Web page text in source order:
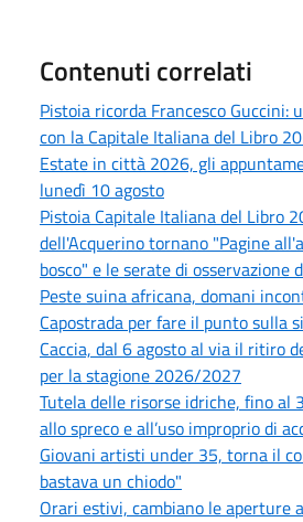
Contenuti correlati
Pistoia ricorda Francesco Guccini:
con la Capitale Italiana del Libro
Estate in città 2026, gli
lunedì 10 agosto
Pistoia Capitale Italiana del Libro
dell'Acquerino tornano "Pagine
bosco" e le serate di osservazione
Peste suina africana, domani
Capostrada per fare il punto sulla
Caccia, dal 6 agosto al via il ritiro
per la stagione 2026/2027
Tutela delle risorse idriche, fino al
allo spreco e all’uso improprio di
Giovani artisti under 35, torna il
bastava un chiodo"
Orari estivi, cambiano le aperture